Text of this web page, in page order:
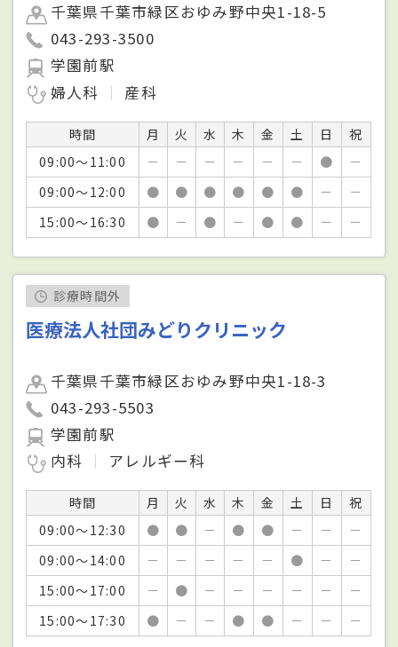
千葉県千葉市緑区おゆみ野中央1-18-5
043-293-3500
学園前駅
婦人科
産科
時間 月 火 水 木 金 土 日
祝
09:00～11:00
－ － － － － － ●
－
09:00～12:00
● ● ● ● ● ● －
－
15:00～16:30
● － ● － ● ● － －
診療時間外
医療法人社団みどりクリニック
千葉県千葉市緑区おゆみ野中央1-18-3
043-293-5503
学園前駅
内科
アレルギー科
時間 月 火 水 木 金 土 日
祝
09:00～12:30
● ● － ● ● － －
－
09:00～14:00
－ － － － － ● －
－
15:00～17:00
－ ● － － － － －
－
15:00～17:30
● － － ● ● － － －